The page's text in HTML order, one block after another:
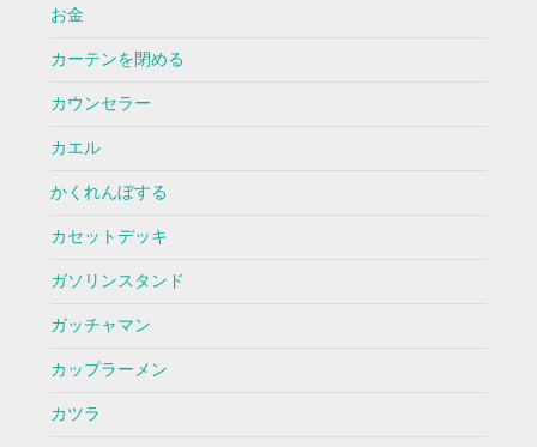
お金
カーテンを閉める
カウンセラー
カエル
かくれんぼする
カセットデッキ
ガソリンスタンド
ガッチャマン
カップラーメン
カツラ